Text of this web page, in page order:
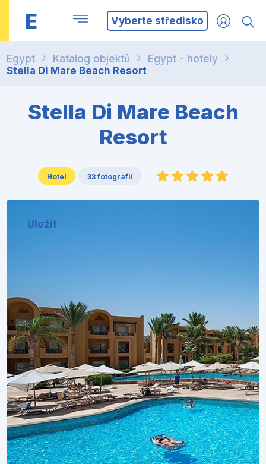
E Vyberte středisko
Egypt Katalog objektů
Egypt - hotely
Stella Di Mare Beach Resort
Stella Di Mare Beach
Resort
Hotel 33 fotografií
Uložit